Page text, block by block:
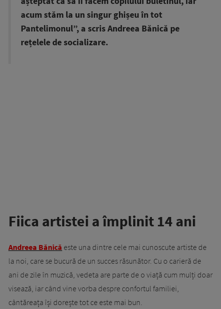
acum stăm la un singur ghișeu în tot
Pantelimonul”, a scris Andreea Bănică pe
rețelele de socializare.
Fiica artistei a împlinit 14 ani
Andreea Bănică este una dintre cele mai cunoscute artiste de
la noi, care se bucură de un succes răsunător. Cu o carieră de
ani de zile în muzică, vedeta are parte de o viață cum mulți doar
visează, iar când vine vorba despre confortul familiei,
cântăreața își dorește tot ce este mai bun.